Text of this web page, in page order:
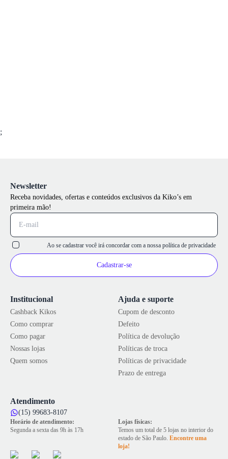
;
Institucional
Cashback Kikos
Como comprar
Como pagar
Nossas lojas
Quem somos
Ajuda e suporte
Cupom de desconto
Defeito
Política de devolução
Políticas de troca
Políticas de privacidade
Prazo de entrega
Atendimento
(15) 99683-8107
Horário de atendimento:
Segunda a sexta das 9h às 17h
Lojas físicas:
Temos um total de 5 lojas no interior do
estado de São Paulo. Encontre uma
loja!
Newsletter
Receba novidades, ofertas e conteúdos exclusivos da Kiko’s em
primeira mão!
Ao se cadastrar você irá concordar com a nossa política de privacidade
Cadastrar-se